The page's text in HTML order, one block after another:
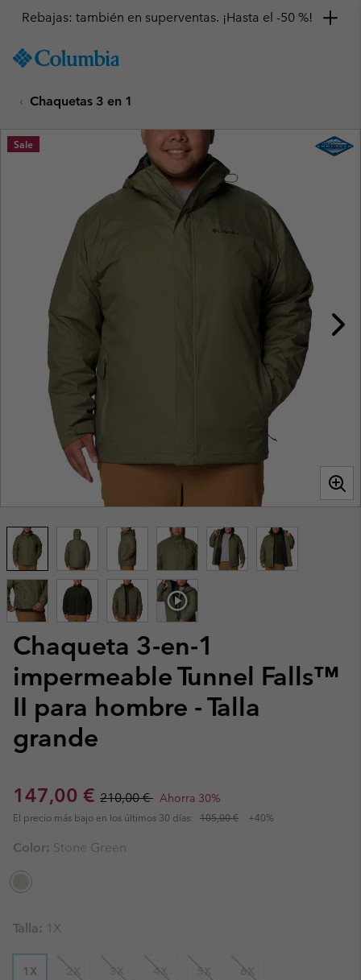
TO
SKIP
MAIN
NAV
SEARCH
Rebajas: también en superventas. ¡Hasta el -50 %!
Chaquetas 3 en 1
Chaqueta 3-en-1
impermeable Tunnel Falls™
II para hombre - Talla
grande
Sale price:
147,00 € Regular price:
210,00 € Ahorra 30%
El precio más bajo en los últimos 30 días: 105,00 € +40%
Sale
Color: Stone Green
Talla: 1X
1X 2X 3X 4X 5X 6X